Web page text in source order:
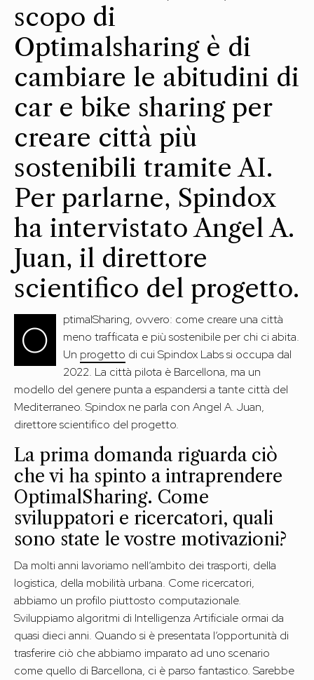
scopo di
Optimalsharing è di
cambiare le abitudini di
car e bike sharing per
creare città più
sostenibili tramite AI.
Per parlarne, Spindox
ha intervistato Angel A.
Juan, il direttore
scientifico del progetto.
O
ptimalSharing, ovvero: come creare una città
meno trafficata e più sostenibile per chi ci abita.
Un progetto di cui Spindox Labs si occupa dal
2022. La città pilota è Barcellona, ma un
modello del genere punta a espandersi a tante città del
Mediterraneo. Spindox ne parla con Angel A. Juan,
direttore scientifico del progetto.
La prima domanda riguarda ciò
che vi ha spinto a intraprendere
OptimalSharing. Come
sviluppatori e ricercatori, quali
sono state le vostre motivazioni?
Da molti anni lavoriamo nell’ambito dei trasporti, della
logistica, della mobilità urbana. Come ricercatori,
abbiamo un profilo piuttosto computazionale.
Sviluppiamo algoritmi di Intelligenza Artificiale ormai da
quasi dieci anni. Quando si è presentata l’opportunità di
trasferire ciò che abbiamo imparato ad uno scenario
come quello di Barcellona, ci è parso fantastico. Sarebbe